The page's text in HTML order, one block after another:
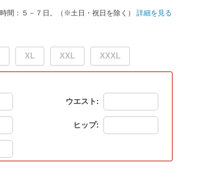
間：５－７日。（※土日・祝日を除く） 詳細を見る
XL XXL XXXL
ウエスト:
ヒップ: